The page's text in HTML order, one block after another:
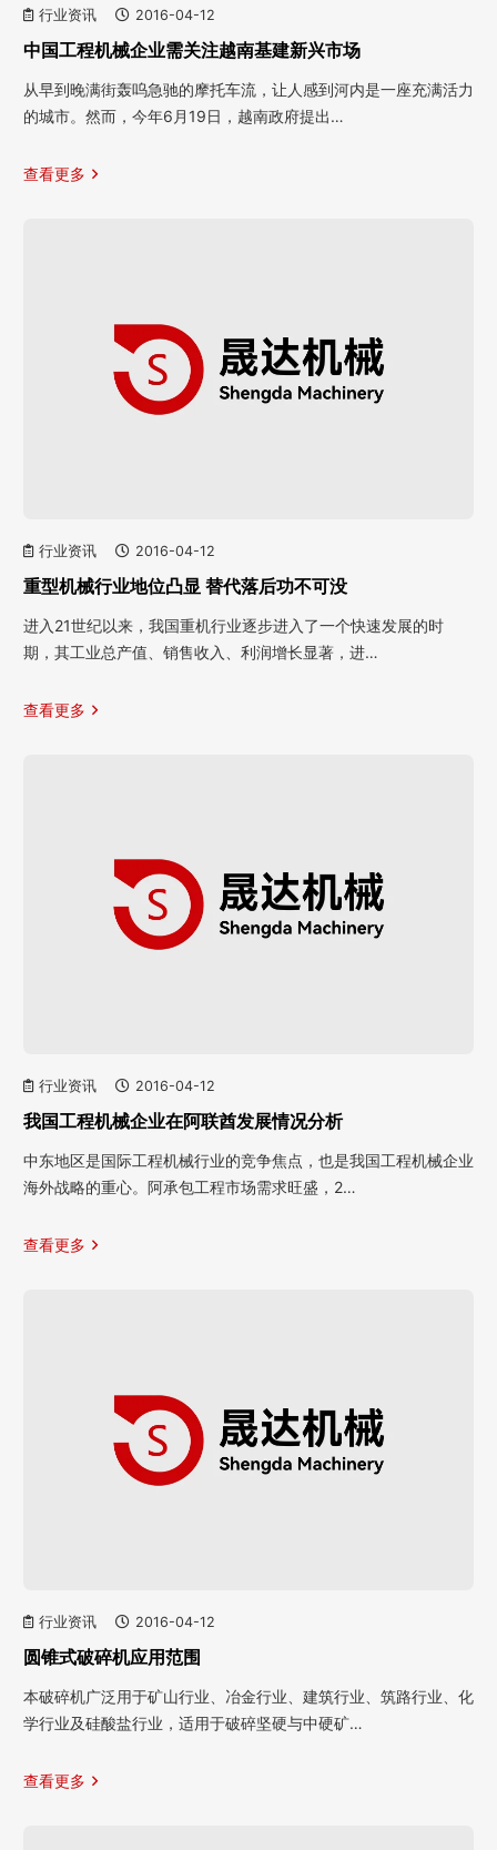
行业资讯 2016-04-12
中国工程机械企业需关注越南基建新兴市场
从早到晚满街轰呜急驰的摩托车流，让人感到河内是一座充满活力
的城市。然而，今年6月19日，越南政府提出…
查看更多
行业资讯 2016-04-12
重型机械行业地位凸显 替代落后功不可没
进入21世纪以来，我国重机行业逐步进入了一个快速发展的时
期，其工业总产值、销售收入、利润增长显著，进…
查看更多
行业资讯 2016-04-12
我国工程机械企业在阿联酋发展情况分析
中东地区是国际工程机械行业的竞争焦点，也是我国工程机械企业
海外战略的重心。阿承包工程市场需求旺盛，2…
查看更多
行业资讯 2016-04-12
圆锥式破碎机应用范围
本破碎机广泛用于矿山行业、冶金行业、建筑行业、筑路行业、化
学行业及硅酸盐行业，适用于破碎坚硬与中硬矿…
查看更多